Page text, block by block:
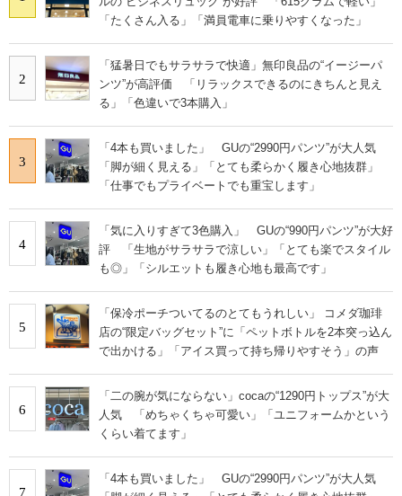
「たくさん入る」「満員電車に乗りやすくなった」
2
「猛暑日でもサラサラで快適」無印良品の“イージーパ
ンツ”が高評価 「リラックスできるのにきちんと見え
る」「色違いで3本購入」
3
「4本も買いました」 GUの“2990円パンツ”が大人気
「脚が細く見える」「とても柔らかく履き心地抜群」
「仕事でもプライベートでも重宝します」
4
「気に入りすぎて3色購入」 GUの“990円パンツ”が大好
評 「生地がサラサラで涼しい」「とても楽でスタイル
も◎」「シルエットも履き心地も最高です」
5
「保冷ポーチついてるのとてもうれしい」 コメダ珈琲
店の“限定バッグセット”に「ペットボトルを2本突っ込ん
で出かける」「アイス買って持ち帰りやすそう」の声
6
「二の腕が気にならない」cocaの“1290円トップス”が大
人気 「めちゃくちゃ可愛い」「ユニフォームかという
くらい着てます」
7
「4本も買いました」 GUの“2990円パンツ”が大人気